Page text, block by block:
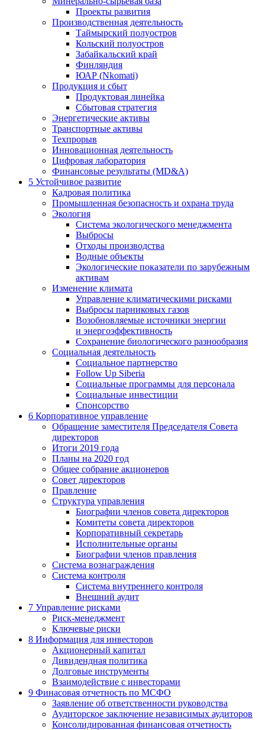
Проекты развития
Производственная деятельность
Таймырский полуостров
Кольский полуостров
Забайкальский край
Финляндия
ЮАР (Nkomati)
Продукция и сбыт
Продуктовая линейка
Сбытовая стратегия
Энергетические активы
Транспортные активы
Техпрорыв
Инновационная деятельность
Цифровая лаборатория
Финансовые результаты (MD&A)
5 Устойчивое развитие
Кадровая политика
Промышленная безопасность и охрана труда
Экология
Система экологического менеджмента
Выбросы
Отходы производства
Водные объекты
Экологические показатели по зарубежным
активам
Изменение климата
Управление климатическими рисками
Выбросы парниковых газов
Возобновляемые источники энергии
и энергоэффективность
Сохранение биологического разнообразия
Социальная деятельность
Социальное партнерство
Follow Up Siberia
Социальные программы для персонала
Социальные инвестиции
Спонсорство
6 Корпоративное управление
Обращение заместителя Председателя Совета
директоров
Итоги 2019 года
Планы на 2020 год
Общее собрание акционеров
Совет директоров
Правление
Структура управления
Биографии членов совета директоров
Комитеты совета директоров
Корпоративный секретарь
Исполнительные органы
Биографии членов правления
Система вознаграждения
Система контроля
Система внутреннего контроля
Внешний аудит
7 Управление рисками
Риск-менеджмент
Ключевые риски
8 Информация для инвесторов
Акционерный капитал
Дивидендная политика
Долговые инструменты
Взаимодействие с инвеcторами
9 Финасовая отчетность по МСФО
Заявление об ответственности руководства
Аудиторское заключение независимых аудиторов
Консолидированная финансовая отчетность